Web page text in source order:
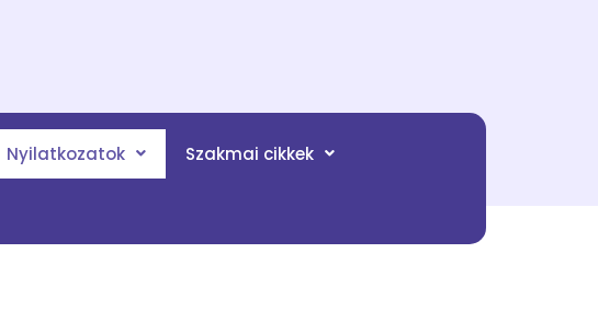
Nyilatkozatok Szakmai cikkek